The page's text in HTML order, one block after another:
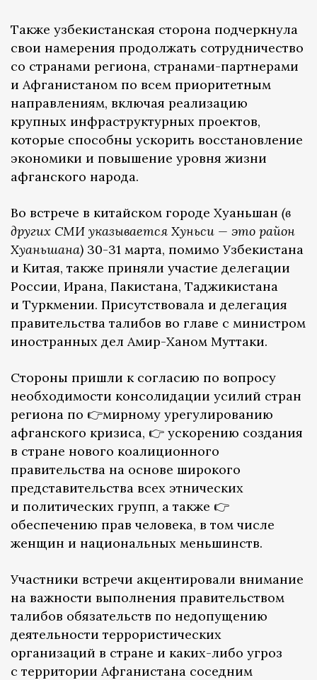
Также узбекистанская сторона подчеркнула
свои намерения продолжать сотрудничество
со странами региона, странами-партнерами
и Афганистаном по всем приоритетным
направлениям, включая реализацию
крупных инфраструктурных проектов,
которые способны ускорить восстановление
экономики и повышение уровня жизни
афганского народа.
Во встрече в китайском городе Хуаньшан (в
других СМИ указывается Хуньси — это район
Хуаньшана) 30-31 марта, помимо Узбекистана
и Китая, также приняли участие делегации
России, Ирана, Пакистана, Таджикистана
и Туркмении. Присутствовала и делегация
правительства талибов во главе с министром
иностранных дел Амир-Ханом Муттаки.
Стороны пришли к согласию по вопросу
необходимости консолидации усилий стран
региона по 👉мирному урегулированию
афганского кризиса, 👉 ускорению создания
в стране нового коалиционного
правительства на основе широкого
представительства всех этнических
и политических групп, а также 👉
обеспечению прав человека, в том числе
женщин и национальных меньшинств.
Участники встречи акцентировали внимание
на важности выполнения правительством
талибов обязательств по недопущению
деятельности террористических
организаций в стране и каких-либо угроз
с территории Афганистана соседним